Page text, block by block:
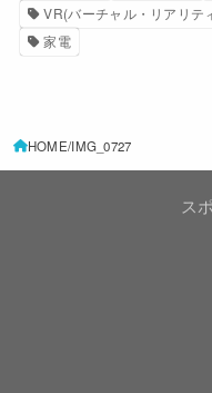
VR(バーチャル・リアリテ
家電
HOME IMG_0727
ス